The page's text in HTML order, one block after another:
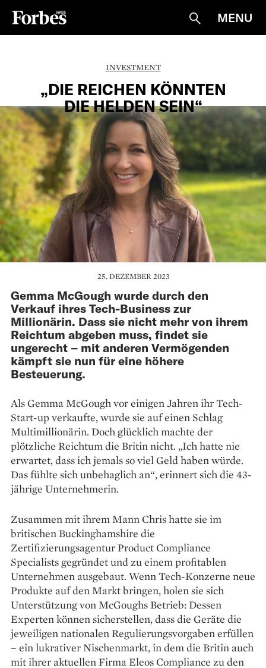
Suche
MENU
INVESTMENT
„DIE REICHEN KÖNNTEN
DIE HELDEN SEIN“
25. DEZEMBER 2023
Gemma McGough wurde durch den
Verkauf ihres Tech-Business zur
Millionärin. Dass sie nicht mehr von ihrem
Reichtum abgeben muss, findet sie
ungerecht – mit anderen Vermögenden
kämpft sie nun für eine höhere
Besteuerung.
Als Gemma McGough vor einigen Jahren ihr Tech-
Start-up verkaufte, wurde sie auf einen Schlag
Multimillionärin. Doch glücklich machte der
plötzliche Reichtum die Britin nicht. „Ich hatte nie
erwartet, dass ich jemals so viel Geld haben würde.
Das fühlte sich unbehaglich an“, erinnert sich die 43-
jährige Unternehmerin.
Zusammen mit ihrem Mann Chris hatte sie im
britischen Buckinghamshire die
Zertifizierungsagentur Product Compliance
Specialists gegründet und zu einem profitablen
Unternehmen ausgebaut. Wenn Tech-Konzerne neue
Produkte auf den Markt bringen, holen sie sich
Unterstützung von McGoughs Betrieb: Dessen
Experten können sicherstellen, dass die Geräte die
jeweiligen nationalen Regulierungsvorgaben erfüllen
– ein lukrativer Nischenmarkt, in dem die Britin auch
mit ihrer aktuellen Firma Eleos Compliance zu den